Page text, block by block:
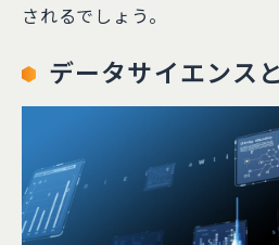
されるでしょう。
データサイエンス